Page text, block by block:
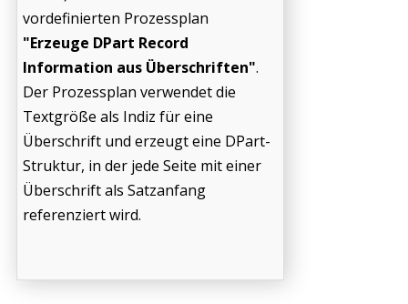
vordefinierten Prozessplan
"Erzeuge DPart Record
Information aus Überschriften".
Der Prozessplan verwendet die
Textgröße als Indiz für eine
Überschrift und erzeugt eine DPart-
Struktur, in der jede Seite mit einer
Überschrift als Satzanfang
referenziert wird.